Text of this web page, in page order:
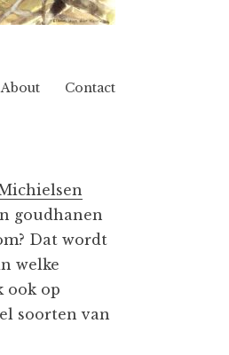
About Contact
goudhanen
Dat wordt
welke
ook op
soorten van